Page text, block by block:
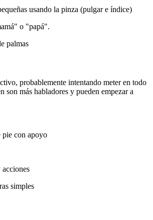
usando la pinza (pulgar e índice)
o "papá".
palmas
probablemente intentando meter en todo
son más habladores y pueden empezar a
pie con apoyo
simples